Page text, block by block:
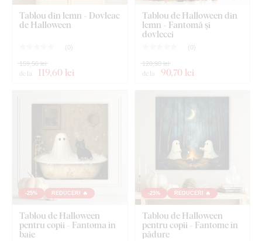
Tablou din lemn - Dovleac
de Halloween
( 0)
de la 119,60 lei
159,50 lei
Tablou de Halloween din
lemn - Fantomă și
dovlecei
( 0)
de la 90,70 lei
120,90 lei
-25% REDUCERI 🔥
Tablou de Halloween
pentru copii - Fantoma în
baie
-25% REDUCERI 🔥
Tablou de Halloween
pentru copii - Fantome în
pădure